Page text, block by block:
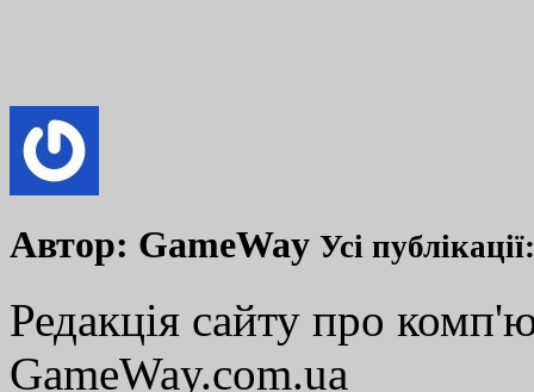
Автор: GameWay Усі
Редакція сайту про
GameWay.com.ua